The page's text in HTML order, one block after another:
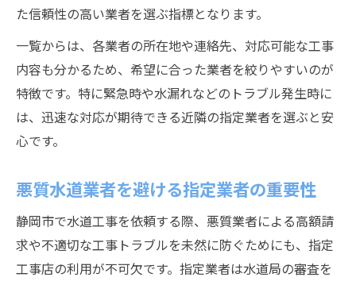
た信頼性の高い業者を選ぶ指標となります。
一覧からは、各業者の所在地や連絡先、対応可能な工事
内容も分かるため、希望に合った業者を絞りやすいのが
特徴です。特に緊急時や水漏れなどのトラブル発生時に
は、迅速な対応が期待できる近隣の指定業者を選ぶと安
心です。
悪質水道業者を避ける指定業者の重要性
静岡市で水道工事を依頼する際、悪質業者による高額請
求や不適切な工事トラブルを未然に防ぐためにも、指定
工事店の利用が不可欠です。指定業者は水道局の審査を